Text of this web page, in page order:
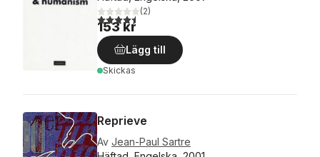
4,5utav 5 stjärnor. Totalt antal röster:
(2)
153 kr
Lägg till
Skickas
Reprieve
Av Jean-Paul Sartre